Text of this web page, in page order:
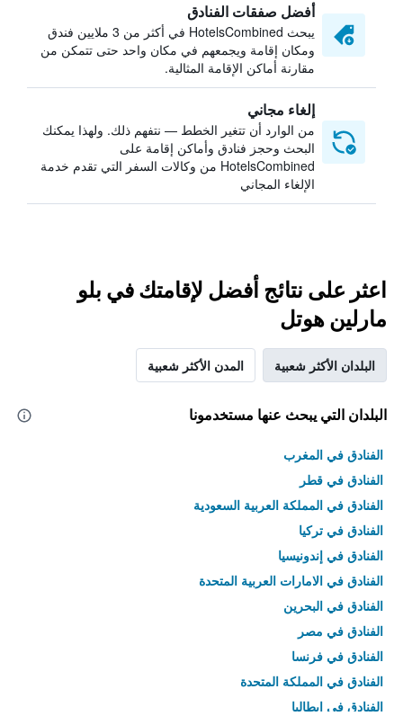
أفضل صفقات الفنادق
يبحث HotelsCombined في أكثر من 3 ملايين فندق
ومكان إقامة ويجمعهم في مكان واحد حتى تتمكن من
مقارنة أماكن الإقامة المثالية.
إلغاء مجاني
من الوارد أن تتغير الخطط — نتفهم ذلك. ولهذا يمكنك
البحث وحجز فنادق وأماكن إقامة على
HotelsCombined من وكالات السفر التي تقدم خدمة
الإلغاء المجاني
اعثر على نتائج أفضل لإقامتك في بلو
مارلين هوتل
البلدان الأكثر شعبية المدن الأكثر شعبية
البلدان التي يبحث عنها مستخدمونا
الفنادق في المغرب
الفنادق في قطر
الفنادق في المملكة العربية السعودية
الفنادق في تركيا
الفنادق في إندونيسيا
الفنادق في الامارات العربية المتحدة
الفنادق في البحرين
الفنادق في مصر
الفنادق في فرنسا
الفنادق في المملكة المتحدة
الفنادق في إيطاليا